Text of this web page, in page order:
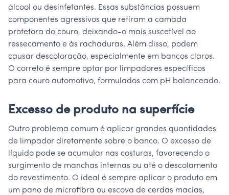
álcool ou desinfetantes. Essas substâncias possuem
componentes agressivos que retiram a camada
protetora do couro, deixando-o mais suscetível ao
ressecamento e às rachaduras. Além disso, podem
causar descoloração, especialmente em bancos claros.
O correto é sempre optar por limpadores específicos
para couro automotivo, formulados com pH balanceado.
Excesso de produto na superfície
Outro problema comum é aplicar grandes quantidades
de limpador diretamente sobre o banco. O excesso de
líquido pode se acumular nas costuras, favorecendo o
surgimento de manchas internas ou até o descolamento
do revestimento. O ideal é sempre aplicar o produto em
um pano de microfibra ou escova de cerdas macias,